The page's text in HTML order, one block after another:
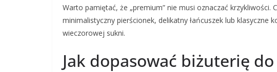
Warto pamiętać, że „premium” nie musi oznaczać krzykliwości.
minimalistyczny pierścionek, delikatny łańcuszek lub klasyczne
wieczorowej sukni.
Jak dopasować biżuterię